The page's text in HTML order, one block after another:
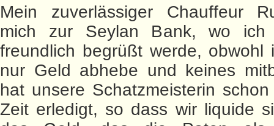
Mein zuverlässiger Chauffeur
mich zur Seylan Bank, wo ich
freundlich begrüßt werde, obwohl
nur Geld abhebe und keines
hat unsere Schatzmeisterin
Zeit erledigt, so dass wir liquide